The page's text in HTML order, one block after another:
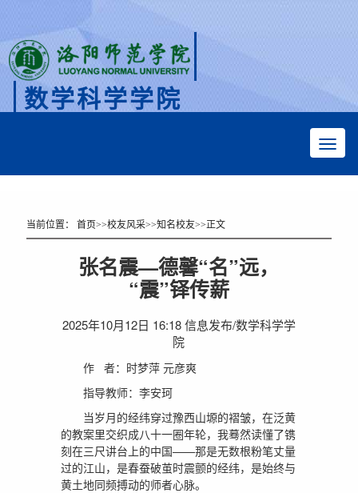
数学科学学院
当前位置：首页>>校友风采>>知名校友>>正文
张名震—德馨“名”远，
“震”铎传薪
2025年10月12日 16:18 信息发布/数学科学学
院
作 者：时梦萍 元彦爽
指导教师：李安珂
当岁月的经纬穿过豫西山塬的褶皱，在泛黄
的教案里交织成八十一圈年轮，我蓦然读懂了镌
刻在三尺讲台上的中国——那是无数根粉笔丈量
过的江山，是春蚕破茧时震颤的经纬，是始终与
黄土地同频搏动的师者心脉。